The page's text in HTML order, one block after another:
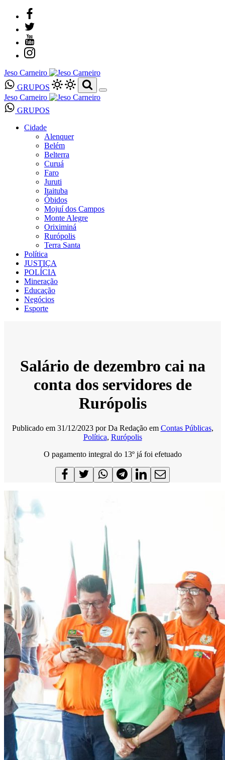
Jeso Carneiro
GRUPOS
Jeso Carneiro
GRUPOS
Cidade
Alenquer
Belém
Belterra
Curuá
Faro
Juruti
Itaituba
Óbidos
Mojuí dos Campos
Monte Alegre
Oriximiná
Rurópolis
Terra Santa
Política
JUSTIÇA
POLÍCIA
Mineração
Educação
Negócios
Esporte
Salário de dezembro cai na
conta dos servidores de
Rurópolis
Publicado em 31/12/2023 porDa Redação em Contas Públicas,
Política, Rurópolis
O pagamento integral do 13º já foi efetuado